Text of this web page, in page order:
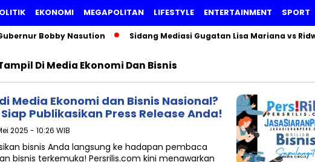
EKONOMI MEGAPOLITAN LIFESTYLE ENTERTAINMENT SPORT
Bobby Nasution Sidang Mediasi Gugatan Lisa Mariana vs
Di Media Ekonomi Dan Bisnis
Media Ekonomi dan Bisnis Nasional?
Publikasikan Press Release Anda!
2025 - 10:26 WIB
bisnis Anda langsung ke hadapan pembaca
bisnis terkemuka! Persrilis.com kini menawarkan